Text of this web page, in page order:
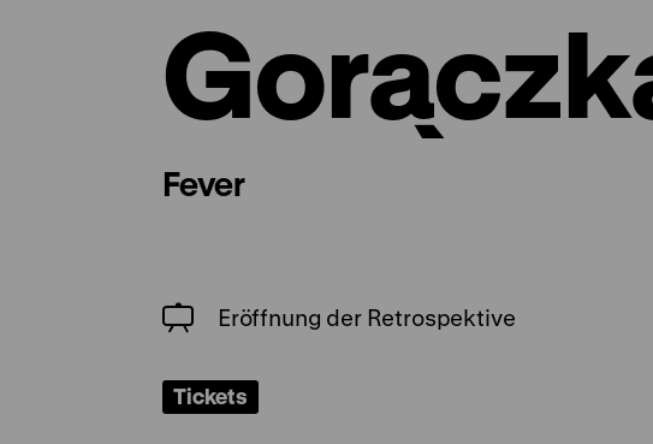
Fever
Eröffnung der Retrospektive
Tickets